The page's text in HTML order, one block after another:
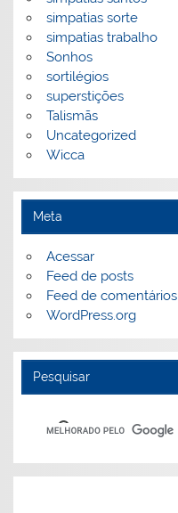
simpatias sorte
simpatias trabalho
Sonhos
sortilégios
superstições
Talismãs
Uncategorized
Wicca
Meta
Acessar
Feed de posts
Feed de comentários
WordPress.org
Pesquisar